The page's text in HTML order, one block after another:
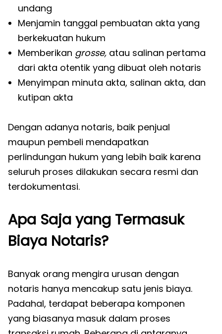
undang
Menjamin tanggal pembuatan akta yang
berkekuatan hukum
Memberikan grosse, atau salinan pertama
dari akta otentik yang dibuat oleh notaris
Menyimpan minuta akta, salinan akta, dan
kutipan akta
Dengan adanya notaris, baik penjual
maupun pembeli mendapatkan
perlindungan hukum yang lebih baik karena
seluruh proses dilakukan secara resmi dan
terdokumentasi.
Apa Saja yang Termasuk
Biaya Notaris?
Banyak orang mengira urusan dengan
notaris hanya mencakup satu jenis biaya.
Padahal, terdapat beberapa komponen
yang biasanya masuk dalam proses